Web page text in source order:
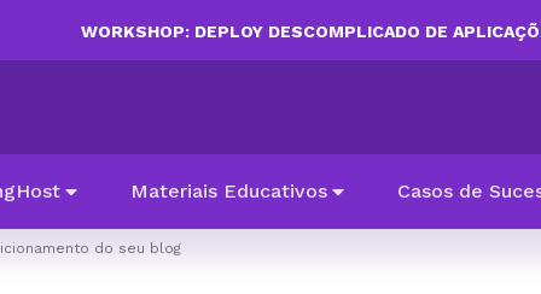
WORKSHOP: DEPLOY DESCOMPLICADO DE
Materiais Educativos Casos de
do seu blog